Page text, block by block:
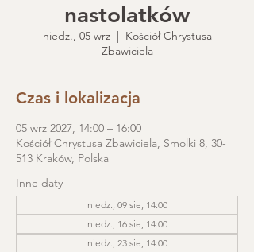
nastolatków
niedz., 05 wrz
  |
Kościół Chrystusa
Zbawiciela
Czas i lokalizacja
05 wrz 2027, 14:00 – 16:00
Kościół Chrystusa Zbawiciela, Smolki 8, 30-
513 Kraków, Polska
Inne daty
niedz., 09 sie, 14:00
niedz., 16 sie, 14:00
niedz., 23 sie, 14:00